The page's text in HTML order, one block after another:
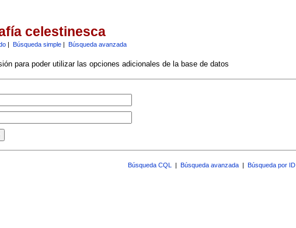
celestinesca
| Búsqueda simple| Búsqueda avanzada
para poder utilizar las opciones adicionales de la base de datos
Búsqueda CQL | Búsqueda avanzada | Búsqueda por ID